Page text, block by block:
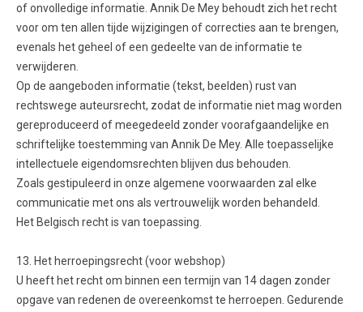
of onvolledige informatie. Annik De Mey behoudt zich het recht
voor om ten allen tijde wijzigingen of correcties aan te brengen,
evenals het geheel of een gedeelte van de informatie te
verwijderen.
Op de aangeboden informatie (tekst, beelden) rust van
rechtswege auteursrecht, zodat de informatie niet mag worden
gereproduceerd of meegedeeld zonder voorafgaandelijke en
schriftelijke toestemming van Annik De Mey. Alle toepasselijke
intellectuele eigendomsrechten blijven dus behouden.
Zoals gestipuleerd in onze algemene voorwaarden zal elke
communicatie met ons als vertrouwelijk worden behandeld.
Het Belgisch recht is van toepassing.
13. Het herroepingsrecht (voor webshop)
U heeft het recht om binnen een termijn van 14 dagen zonder
opgave van redenen de overeenkomst te herroepen. Gedurende